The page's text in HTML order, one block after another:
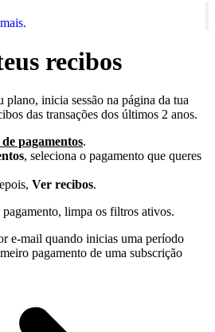
recibos
plano, inicia sessão na página da tua
das transações dos últimos 2 anos.
pagamentos.
, seleciona o pagamento que queres
Ver recibos.
limpa os filtros ativos.
e-mail quando inicias uma período
pagamento de uma subscrição